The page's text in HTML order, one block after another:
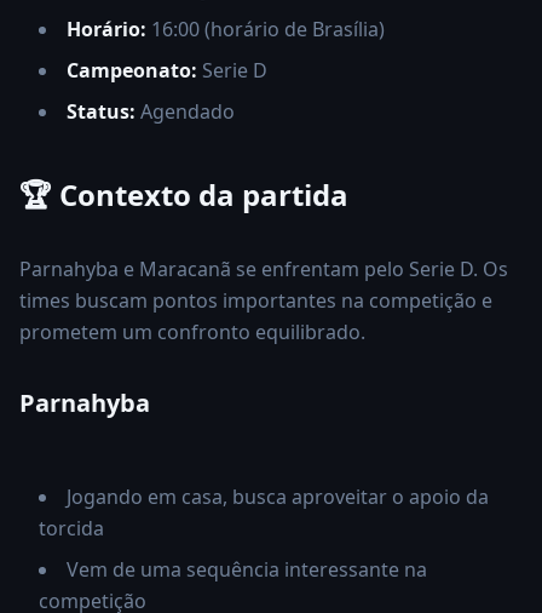
Horário: 16:00 (horário de Brasília)
Campeonato: Serie D
Status: Agendado
🏆 Contexto da partida
Parnahyba e Maracanã se enfrentam pelo Serie D. Os
times buscam pontos importantes na competição e
prometem um confronto equilibrado.
Parnahyba
Jogando em casa, busca aproveitar o apoio da
torcida
Vem de uma sequência interessante na
competição